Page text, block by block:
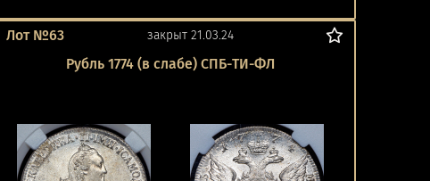
Лот №63 закрыт 21.03.24
Рубль 1774 (в слабе) СПБ-ТИ-ФЛ